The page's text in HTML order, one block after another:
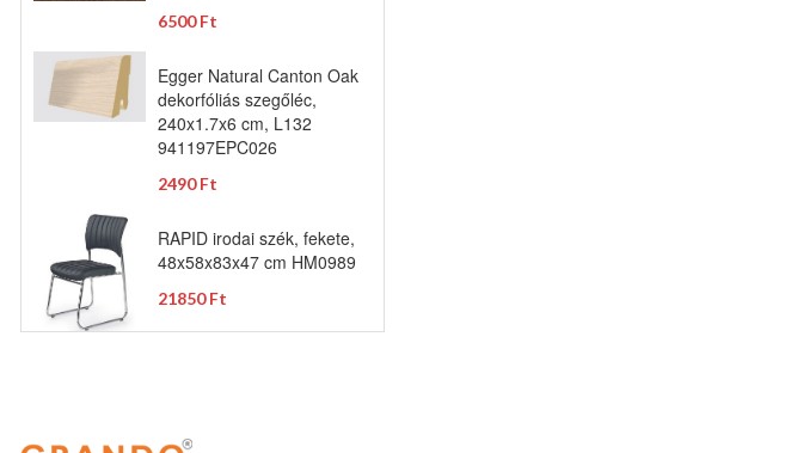
6500 Ft
Egger Natural Canton Oak
dekorfóliás szegőléc,
240x1.7x6 cm, L132
941197EPC026
2490 Ft
RAPID irodai szék, fekete,
48x58x83x47 cm HM0989
21850 Ft